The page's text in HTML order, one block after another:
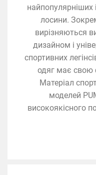
найпопулярніших
лосини.
вирізняються
дизайном і
спортивних
одяг має свою
Матеріал
моделей
високоякісного